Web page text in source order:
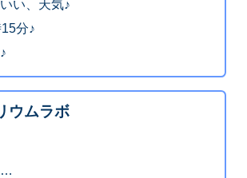
い、天気♪
分♪
ウムラボ
…